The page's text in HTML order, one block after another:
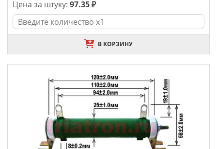
Цена за штуку: 97.35 ₽
В КОРЗИНУ